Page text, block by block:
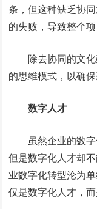
条，但这种缺乏协
的失败，导致整个项
除去协同的文
的思维模式，以确
数字人才
虽然企业的数
但是数字化人才却
业数字化转型沦为
仅是数字化人才，